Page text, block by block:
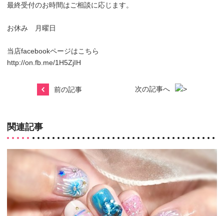
最終受付のお時間はご相談に応じます。
お休み 月曜日
当店facebookページはこちら
http://on.fb.me/1H5ZjIH
前の記事 次の記事へ
関連記事